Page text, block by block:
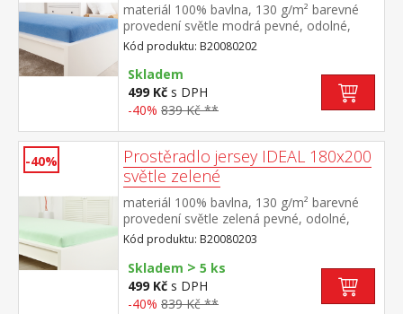
materiál 100% bavlna, 130 g/m² barevné
provedení světle modrá pevné, odolné,
stálobarevné, obšito gumou pro matrace
do výšky 25 cm pratelné do 60 °C
Kód produktu: B20080202
Skladem
499 Kč s DPH
-40% 839 Kč **
-40%
Prostěradlo jersey IDEAL 180x200
světle zelené
materiál 100% bavlna, 130 g/m² barevné
provedení světle zelená pevné, odolné,
stálobarevné, obšito gumou pro matrace
do výšky 25 cm pratelné do 60 °C
Kód produktu: B20080203
Skladem > 5 ks
499 Kč s DPH
-40% 839 Kč **